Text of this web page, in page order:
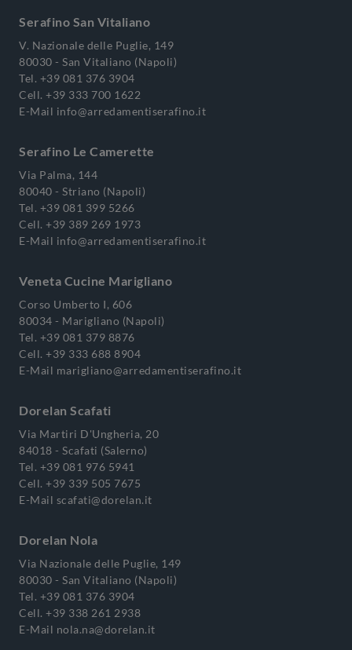
Serafino San Vitaliano
V. Nazionale delle Puglie, 149
80030 - San Vitaliano (Napoli)
Tel. +39 081 376 3904
Cell. +39 333 700 1622
E-Mail info@arredamentiserafino.it
Serafino Le Camerette
Via Palma, 144
80040 - Striano (Napoli)
Tel. +39 081 399 5266
Cell. +39 389 269 1973
E-Mail info@arredamentiserafino.it
Veneta Cucine Marigliano
Corso Umberto I, 606
80034 - Marigliano (Napoli)
Tel. +39 081 379 8876
Cell. +39 333 688 8904
E-Mail marigliano@arredamentiserafino.it
Dorelan Scafati
Via Martiri D'Ungheria, 20
84018 - Scafati (Salerno)
Tel. +39 081 976 5941
Cell. +39 339 505 7675
E-Mail scafati@dorelan.it
Dorelan Nola
Via Nazionale delle Puglie, 149
80030 - San Vitaliano (Napoli)
Tel. +39 081 376 3904
Cell. +39 338 261 2938
E-Mail nola.na@dorelan.it